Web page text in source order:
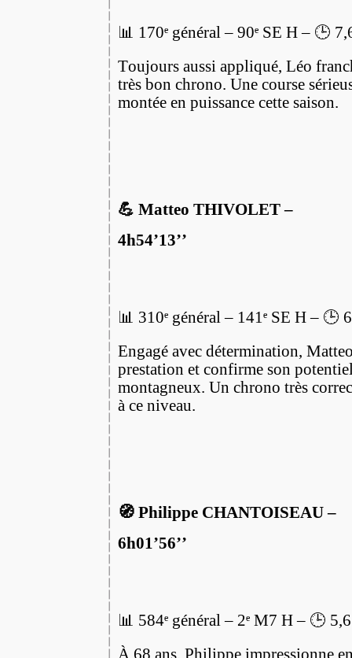
📊 170ᵉ général – 90ᵉ SE H – 🕒
Toujours aussi appliqué, Léo
très bon chrono. Une course
montée en puissance cette saison.
💪 Matteo THIVOLET –
4h54’13’’
📊 310ᵉ général – 141ᵉ SE H – 🕒
Engagé avec détermination,
prestation et confirme son
montagneux. Un chrono très
à ce niveau.
🧭 Philippe CHANTOISEAU –
6h01’56’’
📊 584ᵉ général – 2ᵉ M7 H – 🕒
À 68 ans, Philippe impressionne